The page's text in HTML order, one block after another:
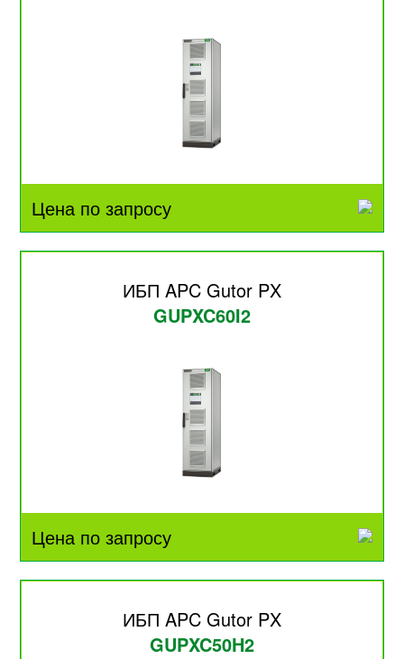
Цена по запросу
ИБП APC Gutor PX
GUPXC60I2
Цена по запросу
ИБП APC Gutor PX
GUPXC50H2